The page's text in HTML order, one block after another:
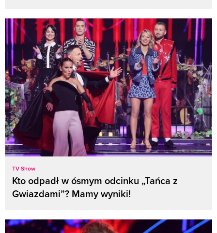
TV Show
Kto odpadł w ósmym odcinku „Tańca z
Gwiazdami”? Mamy wyniki!